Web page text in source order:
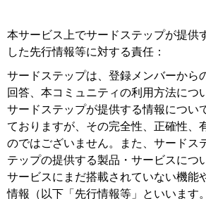
本サービス上でサードステップが提供
した先行情報等に対する責任：
サードステップは、登録メンバーから
回答、本コミュニティの利用方法につ
サードステップが提供する情報につい
ておりますが、その完全性、正確性、
のではございません。また、サードス
テップの提供する製品・サービスにつ
サービスにまだ搭載されていない機能
情報（以下「先行情報等」といいます